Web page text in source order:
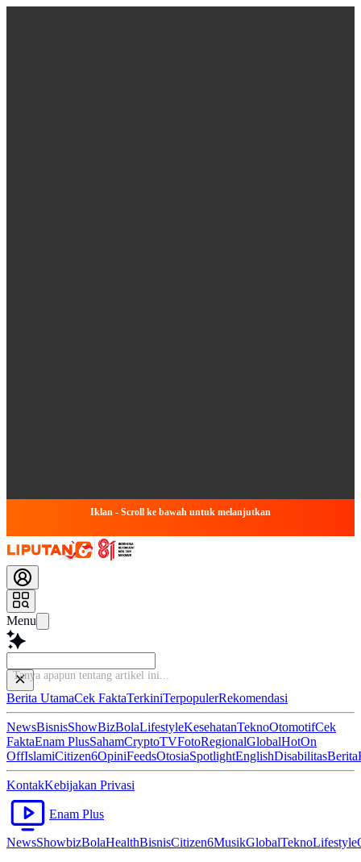
Iklan - Scroll ke bawah untuk melanjutkan
Menu
Tanya apapun t
Berita UtamaCek FaktaTerkiniTerpopulerRekomendasi
NewsBisnisShowBizBolaLifestyleKesehatanTeknoOtomotifCek
FaktaEnam PlusSahamCryptoTVFotoRegionalGlobalHotOn
OffIslamiCitizen6OpiniFeedsOtosiaSpotlightEnglishDisabilitasBerita
KontakKebijakan Privasi
Enam Plus
NewsShowbizBolaHealthBisnisCitizen6MusikGlobalTeknoLifestyle